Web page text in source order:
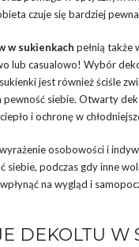
czuje się bardziej
w sukienkach pełnią także
lub casualowo! Wybór
jest również ściśle
siebie. Otwarty
i ochronę w
osobowości i
siebie, podczas gdy inne
na wygląd i
DEKOLTU W